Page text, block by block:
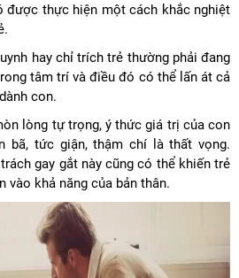
được thực hiện một cách khắc nghiệt
hay chỉ trích trẻ thường phải đang
tâm trí và điều đó có thể lấn át cả
con.
lòng tự trọng, ý thức giá trị của con
bã, tức giận, thậm chí là thất vọng.
gay gắt này cũng có thể khiến trẻ
khả năng của bản thân.